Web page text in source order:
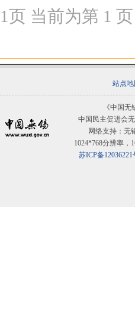
1页 当前为第 1 页
站点
《中国
中国民主促进会
网络支持：无
1024*768分辨率，
苏ICP备12036221